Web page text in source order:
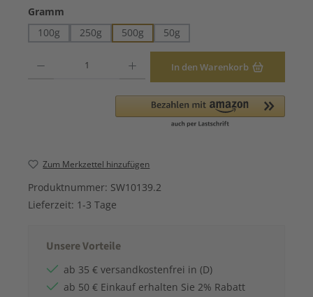
Gramm
100g
250g 500g 50g
In den Warenkorb
Zum Merkzettel hinzufügen
Produktnummer: SW10139.2
Lieferzeit: 1-3 Tage
Unsere Vorteile
ab 35 € versandkostenfrei in (D)
ab 50 € Einkauf erhalten Sie 2% Rabatt